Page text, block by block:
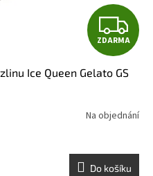
Z
D
A
R
ZDARMA
Ice Queen Gelato GS
Na objednání
Do košíku